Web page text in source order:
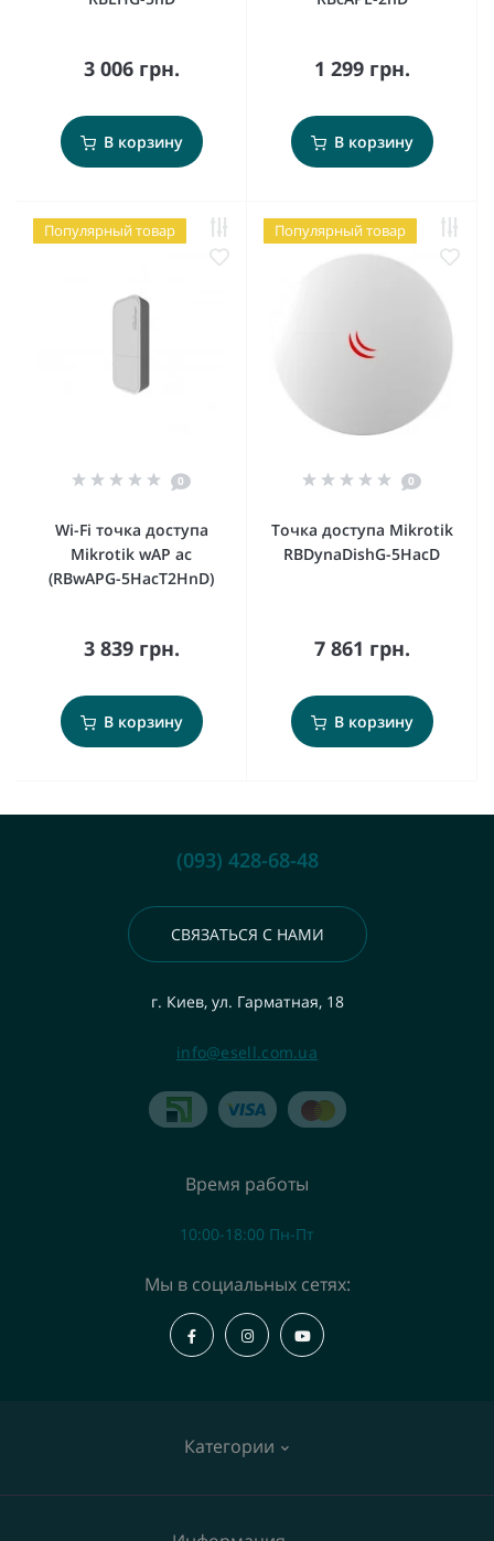
3 006 грн.
В корзину
1 299 грн.
В корзину
Популярный товар
0
Wi-Fi точка доступа
Mikrotik wAP ac
(RBwAPG-5HacT2HnD)
3 839 грн.
В корзину
Популярный товар
0
Точка доступа Mikrotik
RBDynaDishG-5HacD
7 861 грн.
В корзину
(093) 428-68-48
СВЯЗАТЬСЯ С НАМИ
г. Киев, ул. Гарматная, 18
info@esell.com.ua
Категории
Время работы
10:00-18:00 Пн-Пт
Мы в социальных сетях: